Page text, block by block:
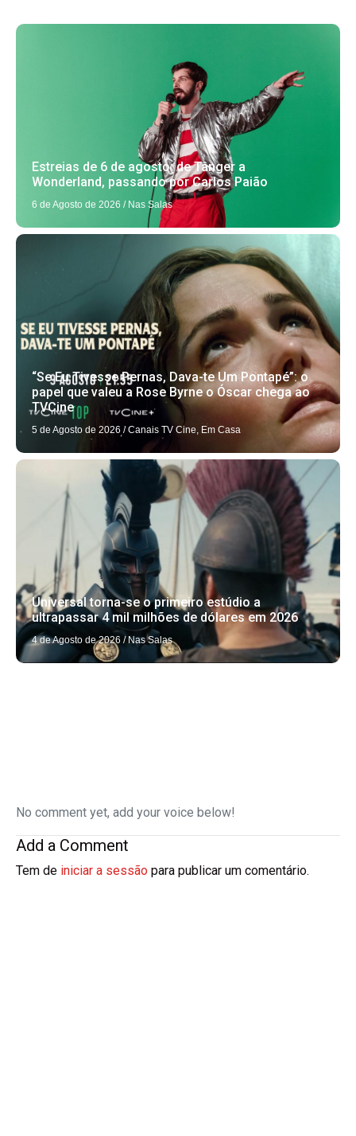
Estreias de 6 de agosto: de Tânger a
Wonderland, passando por Carlos Paião
6 de Agosto de 2026 / Nas Salas
“Se Eu Tivesse Pernas, Dava-te Um Pontapé”: o
papel que valeu a Rose Byrne o Óscar chega ao
TVCine
5 de Agosto de 2026 / Canais TV Cine Em Casa
Universal torna-se o primeiro estúdio a
ultrapassar 4 mil milhões de dólares em 2026
4 de Agosto de 2026 / Nas Salas
No comment yet, add your voice below!
Add a Comment
Tem de iniciar a sessão para publicar um comentário.